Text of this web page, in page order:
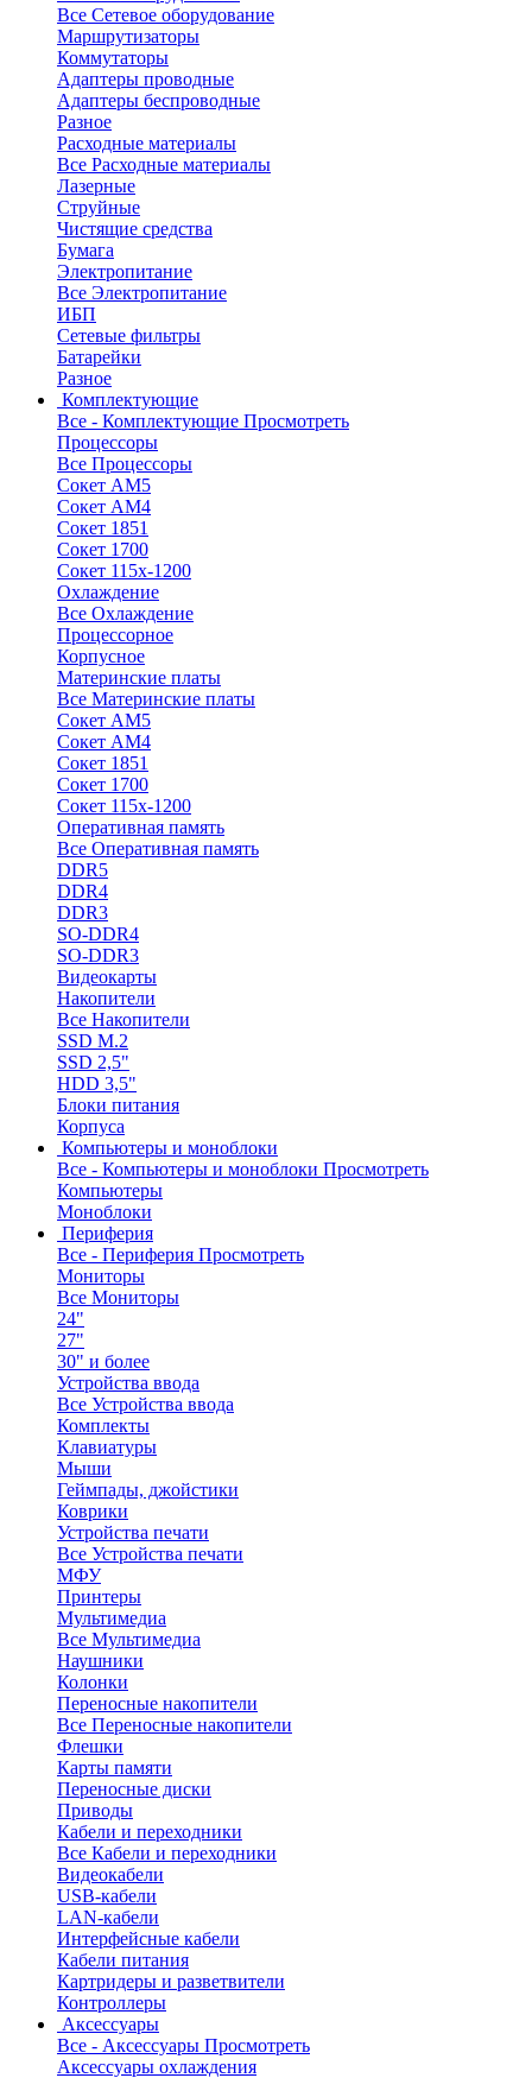
Все Сетевое оборудование
Маршрутизаторы
Коммутаторы
Адаптеры проводные
Адаптеры беспроводные
Разное
Расходные материалы
Все Расходные материалы
Лазерные
Струйные
Чистящие средства
Бумага
Электропитание
Все Электропитание
ИБП
Сетевые фильтры
Батарейки
Разное
Комплектующие
Все - Комплектующие Просмотреть
Процессоры
Все Процессоры
Сокет АМ5
Сокет АМ4
Сокет 1851
Сокет 1700
Сокет 115х-1200
Охлаждение
Все Охлаждение
Процессорное
Корпусное
Материнские платы
Все Материнские платы
Сокет АМ5
Сокет АМ4
Сокет 1851
Сокет 1700
Сокет 115х-1200
Оперативная память
Все Оперативная память
DDR5
DDR4
DDR3
SO-DDR4
SO-DDR3
Видеокарты
Накопители
Все Накопители
SSD M.2
SSD 2,5"
HDD 3,5"
Блоки питания
Корпуса
Компьютеры и моноблоки
Все - Компьютеры и моноблоки Просмотреть
Компьютеры
Моноблоки
Периферия
Все - Периферия Просмотреть
Мониторы
Все Мониторы
24"
27"
30" и более
Устройства ввода
Все Устройства ввода
Комплекты
Клавиатуры
Мыши
Геймпады, джойстики
Коврики
Устройства печати
Все Устройства печати
МФУ
Принтеры
Мультимедиа
Все Мультимедиа
Наушники
Колонки
Переносные накопители
Все Переносные накопители
Флешки
Карты памяти
Переносные диски
Приводы
Кабели и переходники
Все Кабели и переходники
Видеокабели
USB-кабели
LAN-кабели
Интерфейсные кабели
Кабели питания
Картридеры и разветвители
Контроллеры
Аксессуары
Все - Аксессуары Просмотреть
Аксессуары охлаждения